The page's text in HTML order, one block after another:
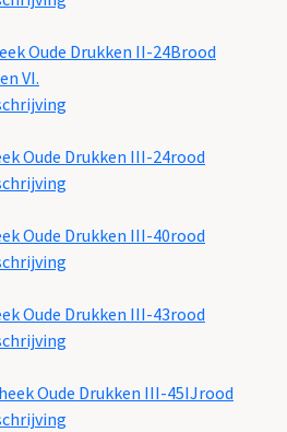
Oude Drukken II-24Brood
VI.
Oude Drukken III-24rood
Oude Drukken III-40rood
Oude Drukken III-43rood
Oude Drukken III-45IJrood